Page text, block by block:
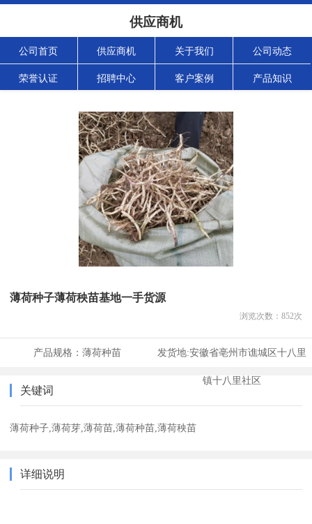
供应商机
公司首页 供应商机 关于我们 公司动态
荣誉认证 招聘中心 客户案例 产品知识
薄荷种子薄荷秧苗基地一手货源
浏览次数： 852次
产品规格： 薄荷种苗 发货地:安徽省亳州市谯城区十八里
镇十八里社区
关键词
薄荷种子,薄荷芽,薄荷苗,薄荷种苗,薄荷秧苗
详细说明